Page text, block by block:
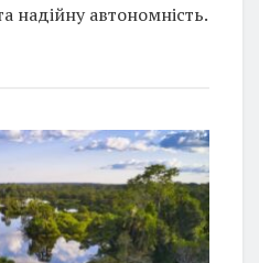
надійну автономність.